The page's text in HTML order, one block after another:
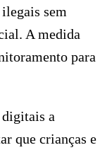
sem
A medida
para
digitais a
que crianças e